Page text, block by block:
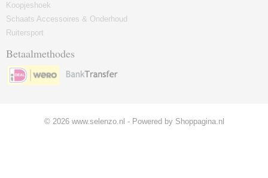
Koopjeshoek
Schaats Accessoires & Onderhoud
Ruitersport
Betaalmethodes
© 2026 www.selenzo.nl - Powered by Shoppagina.nl